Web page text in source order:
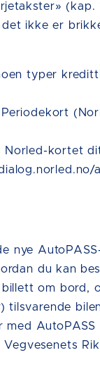
ikke er
typer
Norled-kortet
nye
du kan
om bord,
med